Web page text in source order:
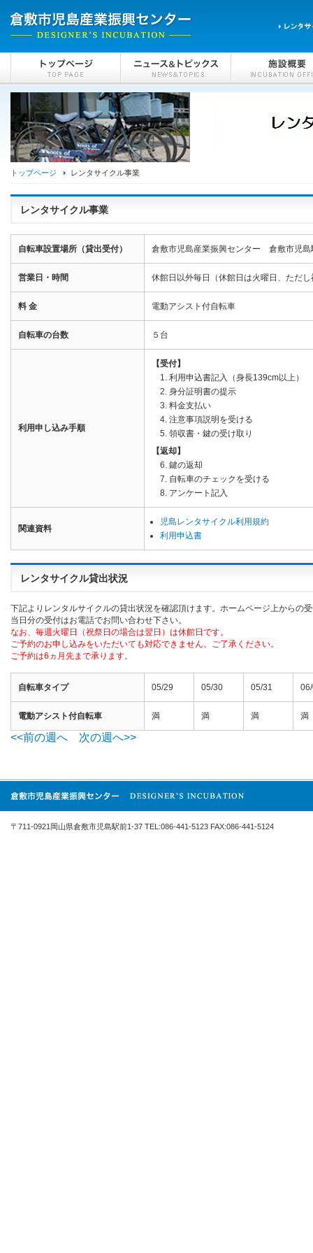
トップページ レンタサイクル事業
レンタサイクル事業
自転車設置場所（貸出受付） 倉敷市児島産業振興センター 倉敷市児島
営業日・時間 休館日以外毎日（休館日は火曜日、ただ
料 金 電動アシスト付自転車
自転車の台数 ５台
利用申し込み手順
【受付】
1. 利用申込書記入（身長139cm以上）
2. 身分証明書の提示
3. 料金支払い
4. 注意事項説明を受ける
5. 領収書・鍵の受け取り
【返却】
6. 鍵の返却
7. 自転車のチェックを受ける
8. アンケート記入
関連資料
児島レンタサイクル利用規約
利用申込書
レンタサイクル貸出状況
下記よりレンタルサイクルの貸出状況を確認頂けます。ホームページ上からの
当日分の受付はお電話でお問い合わせ下さい。
なお、毎週火曜日（祝祭日の場合は翌日）は休館日です。
ご予約のお申し込みをいただいても対応できません。ご了承ください。
ご予約は6ヵ月先まで承ります。
自転車タイプ 05/29 05/30 05/31
電動アシスト付自転車 満 満 満 満
<<前の週へ 次の週へ>>
〒711-0921岡山県倉敷市児島駅前1-37 TEL:086-441-5123 FAX:086-441-5124